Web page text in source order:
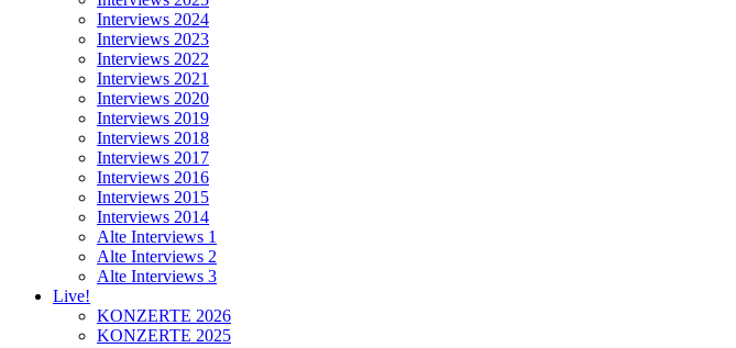
Interviews 2024
Interviews 2023
Interviews 2022
Interviews 2021
Interviews 2020
Interviews 2019
Interviews 2018
Interviews 2017
Interviews 2016
Interviews 2015
Interviews 2014
Alte Interviews 1
Alte Interviews 2
Alte Interviews 3
Live!
KONZERTE 2026
KONZERTE 2025